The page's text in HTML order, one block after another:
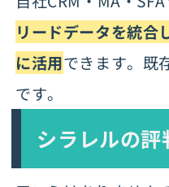
リードデータを統合
に活用できます。既
です。
シラレルの評